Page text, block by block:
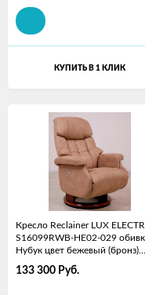
КУПИТЬ В 1 КЛИК
Кресло Reclainer LUX
S16099RWB-HE02-029
Нубук цвет бежевый (бронз)
133 300 Руб.